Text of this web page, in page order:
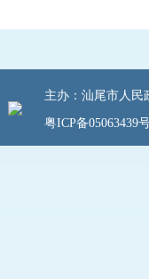
主办：汕尾市人民
粤ICP备05063439